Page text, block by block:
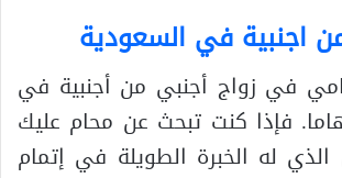
اجنبية في السعودية
في زواج أجنبي من أجنبية في
فإذا كنت تبحث عن محام عليك
الذي له الخبرة الطويلة في إتمام